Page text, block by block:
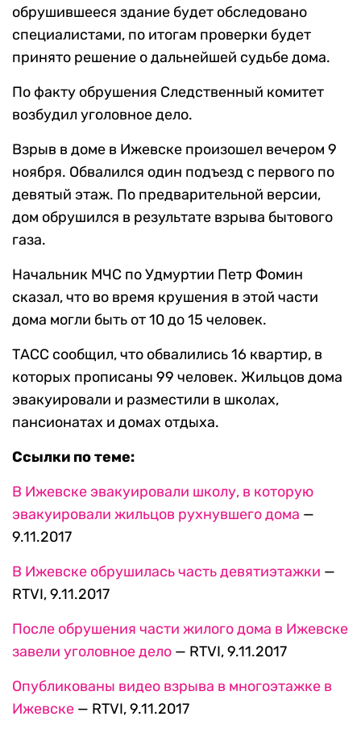
обрушившееся здание будет обследовано
специалистами, по итогам проверки будет
принято решение о дальнейшей судьбе дома.
По факту обрушения Следственный комитет
возбудил уголовное дело.
Взрыв в доме в Ижевске произошел вечером 9
ноября. Обвалился один подъезд с первого по
девятый этаж. По предварительной версии,
дом обрушился в результате взрыва бытового
газа.
Начальник МЧС по Удмуртии Петр Фомин
сказал, что во время крушения в этой части
дома могли быть от 10 до 15 человек.
ТАСС сообщил, что обвалились 16 квартир, в
которых прописаны 99 человек. Жильцов дома
эвакуировали и разместили в школах,
пансионатах и домах отдыха.
Ссылки по теме:
В Ижевске эвакуировали школу, в которую
эвакуировали жильцов рухнувшего дома —
9.11.2017
В Ижевске обрушилась часть девятиэтажки —
RTVI, 9.11.2017
После обрушения части жилого дома в Ижевске
завели уголовное дело — RTVI, 9.11.2017
Опубликованы видео взрыва в многоэтажке в
Ижевске — RTVI, 9.11.2017